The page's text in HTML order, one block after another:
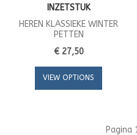
INZETSTUK
HEREN KLASSIEKE WINTER
PETTEN
€ 27,50
VIEW OPTIONS
Pagina